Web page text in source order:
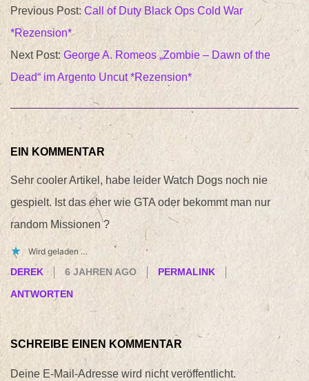
Playstation 4 und den
PC erschienen. Ein…
11-
23
Previous Post:Call of Duty Black Ops Cold War
*Rezension*
Next Post:George A. Romeos „Zombie – Dawn of the
Dead“ im Argento Uncut *Rezension*
EIN KOMMENTAR
Sehr cooler Artikel, habe leider Watch Dogs noch nie
gespielt. Ist das eher wie GTA oder bekommt man nur
random Missionen ?
Wird geladen …
DEREK
6 JAHREN AGO PERMALINK
ANTWORTEN
SCHREIBE EINEN KOMMENTAR
Deine E-Mail-Adresse wird nicht veröffentlicht.